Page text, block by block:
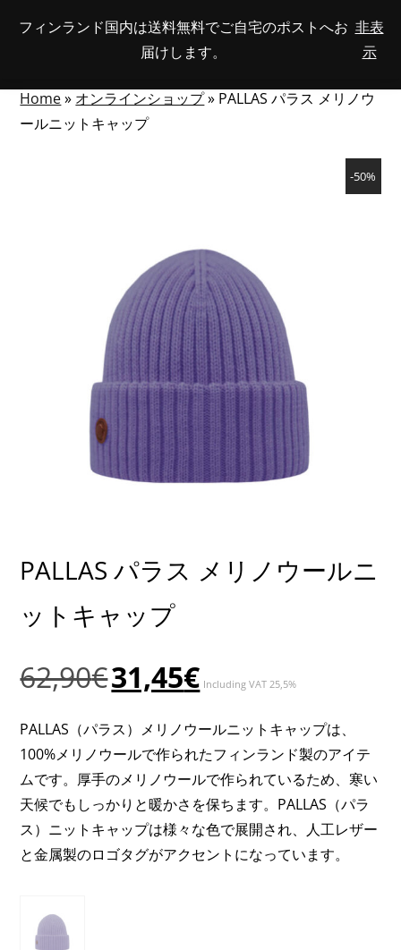
フィンランド国内は送料無料でご自宅のポストへお
届けします。
非表
示
Skip
SEARCH
CART
TOGGLE
Home» オンラインショップ» PALLAS パラス メリノウ
ールニットキャップ
-50%
PALLAS パラス メリノウールニ
ットキャップ
62,90€ 元
の
格
62,90€
で
し
た。
31,45€在
価
格
は
31,45€
で
す。
Including VAT 25,5%
PALLAS（パラス）メリノウールニットキャップは、
100%メリノウールで作られたフィンランド製のアイテ
ムです。厚手のメリノウールで作られているため、寒い
天候でもしっかりと暖かさを保ちます。PALLAS（パラ
ス）ニットキャップは様々な色で展開され、人工レザー
と金属製のロゴタグがアクセントになっています。